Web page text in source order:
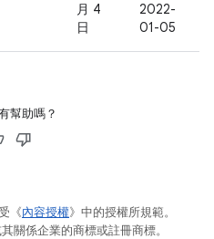
月 4
日
2022-
01-05
幫助嗎？
《內容授權》中的授權所規範。
關係企業的商標或註冊商標。